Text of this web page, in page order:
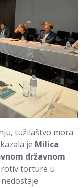
tužilaštvo mora
je Milica
državnom
torture u